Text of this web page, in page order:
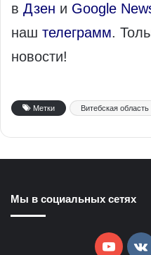
в Дзен и Google
наш телеграмм.
новости!
Метки Витебская область
Мы в социальных сетях